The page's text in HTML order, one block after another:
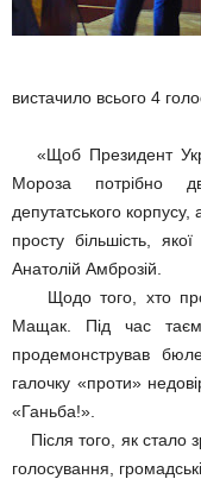
вистачило всього 4
«Щоб Президент
Мороза потрібно
депутатського
просту більшість,
Анатолій Амброзій.
Щодо того, хто
Мащак. Під час
продемонстрував
галочку «проти»
«Ганьба!».
Після того, як стало
голосування,